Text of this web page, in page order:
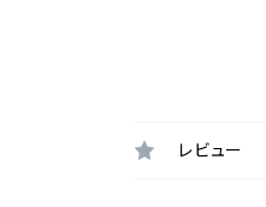
レビュー